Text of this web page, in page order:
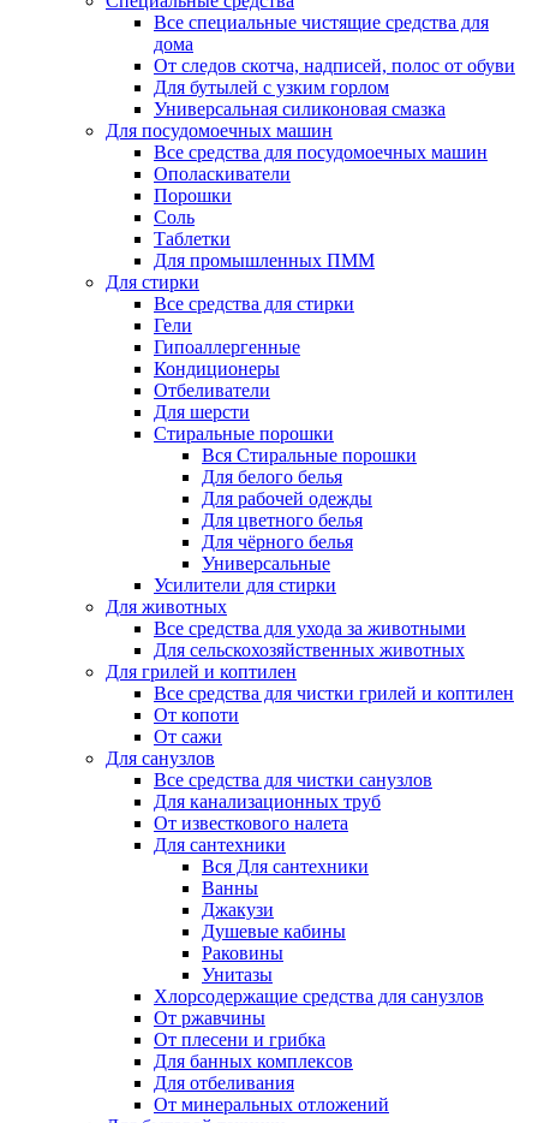
Все специальные чистящие средства для
дома
От следов скотча, надписей, полос от обуви
Для бутылей с узким горлом
Универсальная силиконовая смазка
Для посудомоечных машин
Все средства для посудомоечных машин
Ополаскиватели
Порошки
Соль
Таблетки
Для промышленных ПММ
Для стирки
Все средства для стирки
Гели
Гипоаллергенные
Кондиционеры
Отбеливатели
Для шерсти
Стиральные порошки
Вся Стиральные порошки
Для белого белья
Для рабочей одежды
Для цветного белья
Для чёрного белья
Универсальные
Усилители для стирки
Для животных
Все средства для ухода за животными
Для сельскохозяйственных животных
Для грилей и коптилен
Все средства для чистки грилей и коптилен
От копоти
От сажи
Для санузлов
Все средства для чистки санузлов
Для канализационных труб
От известкового налета
Для сантехники
Вся Для сантехники
Ванны
Джакузи
Душевые кабины
Раковины
Унитазы
Хлорсодержащие средства для санузлов
От ржавчины
От плесени и грибка
Для банных комплексов
Для отбеливания
От минеральных отложений